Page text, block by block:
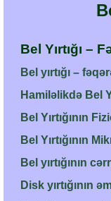
Bel Yırtığı –
Bel yırtığı –
Hamiləlikdə Bel
Bel Yırtığının
Bel Yırtığının
Bel yırtığının
Disk yırtığının